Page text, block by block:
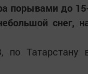
порывами до
снег,
по Татарстану